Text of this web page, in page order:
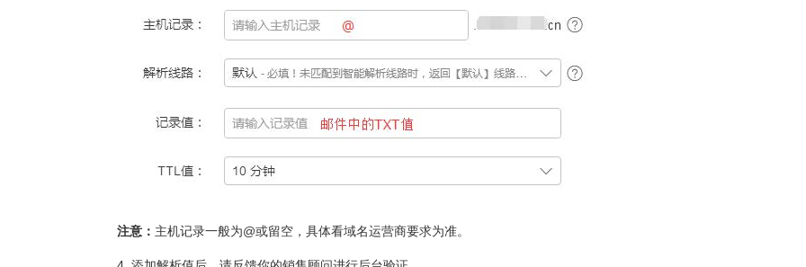
注意： 主机记录一般为@或留空，具体看域名运营商要求为准。